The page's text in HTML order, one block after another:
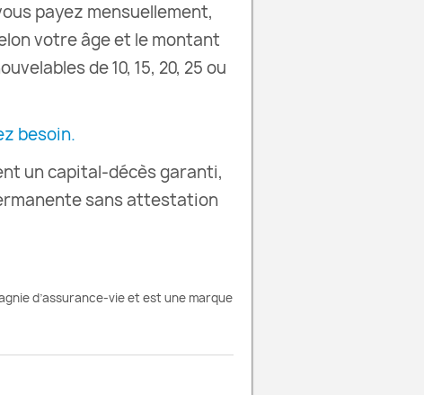
payez mensuellement,
votre âge et le montant
de 10, 15, 20, 25 ou
besoin.
un capital-décès garanti,
sans attestation
d’assurance-vie et est une marque